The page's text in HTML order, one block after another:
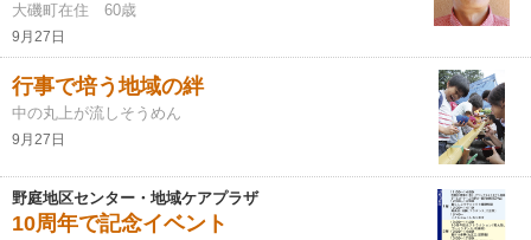
大磯町在住 60歳
9月27日
行事で培う地域の絆
中の丸上が流しそうめん
9月27日
野庭地区センター・地域ケアプラザ
10周年で記念イベント